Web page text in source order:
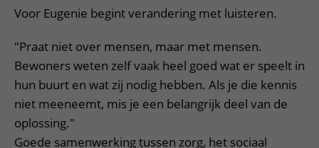
Voor Eugenie begint verandering met luisteren.
"Praat niet over mensen, maar met mensen.
Bewoners weten zelf vaak heel goed wat er speelt in
hun buurt en wat zij nodig hebben. Als je die kennis
niet meeneemt, mis je een belangrijk deel van de
oplossing."
Goede samenwerking tussen zorg, het sociaal